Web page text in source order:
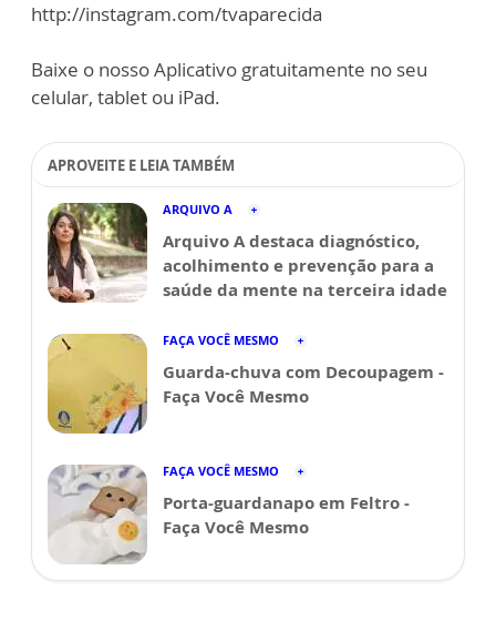
http://instagram.com/tvaparecida
Baixe o nosso Aplicativo gratuitamente no seu
celular, tablet ou iPad.
APROVEITE E LEIA TAMBÉM
ARQUIVO A
Arquivo A destaca diagnóstico,
acolhimento e prevenção para a
saúde da mente na terceira idade
FAÇA VOCÊ MESMO
Guarda-chuva com Decoupagem -
Faça Você Mesmo
FAÇA VOCÊ MESMO
Porta-guardanapo em Feltro -
Faça Você Mesmo